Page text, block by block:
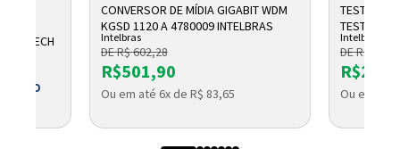
CONVERSOR DE MÍDIA GIGABIT WDM
KGSD 1120 A 4780009 INTELBRAS
Intelbras
DE R$ 602,28
R$501,90
Ou em até 6x de R$ 83,65
TESTADOR
TESTER
Intelbras
DE R$
Ou em até